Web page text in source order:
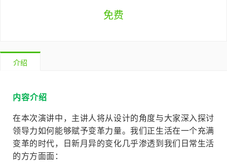
免费
介绍
内容介绍
在本次演讲中，主讲人将从设计的角度与大家深入探讨
领导力如何能够赋予变革力量。我们正生活在一个充满
变革的时代，日新月异的变化几乎渗透到我们日常生活
的方方面面：